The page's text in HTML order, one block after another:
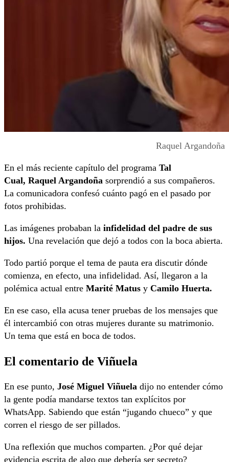
Raquel Argandoña
En el más reciente capítulo del programa Tal
Cual, Raquel Argandoña sorprendió a sus compañeros.
La comunicadora confesó cuánto pagó en el pasado por
fotos prohibidas.
Las imágenes probaban la infidelidad del padre de sus
hijos. Una revelación que dejó a todos con la boca abierta.
Todo partió porque el tema de pauta era discutir dónde
comienza, en efecto, una infidelidad. Así, llegaron a la
polémica actual entre Marité Matus y Camilo Huerta.
En ese caso, ella acusa tener pruebas de los mensajes que
él intercambió con otras mujeres durante su matrimonio.
Un tema que está en boca de todos.
El comentario de Viñuela
En ese punto, José Miguel Viñuela dijo no entender cómo
la gente podía mandarse textos tan explícitos por
WhatsApp. Sabiendo que están “jugando chueco” y que
corren el riesgo de ser pillados.
Una reflexión que muchos comparten. ¿Por qué dejar
evidencia escrita de algo que debería ser secreto?